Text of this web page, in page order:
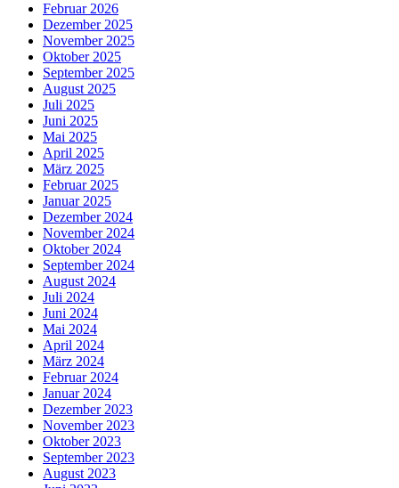
Februar 2026
Dezember 2025
November 2025
Oktober 2025
September 2025
August 2025
Juli 2025
Juni 2025
Mai 2025
April 2025
März 2025
Februar 2025
Januar 2025
Dezember 2024
November 2024
Oktober 2024
September 2024
August 2024
Juli 2024
Juni 2024
Mai 2024
April 2024
März 2024
Februar 2024
Januar 2024
Dezember 2023
November 2023
Oktober 2023
September 2023
August 2023